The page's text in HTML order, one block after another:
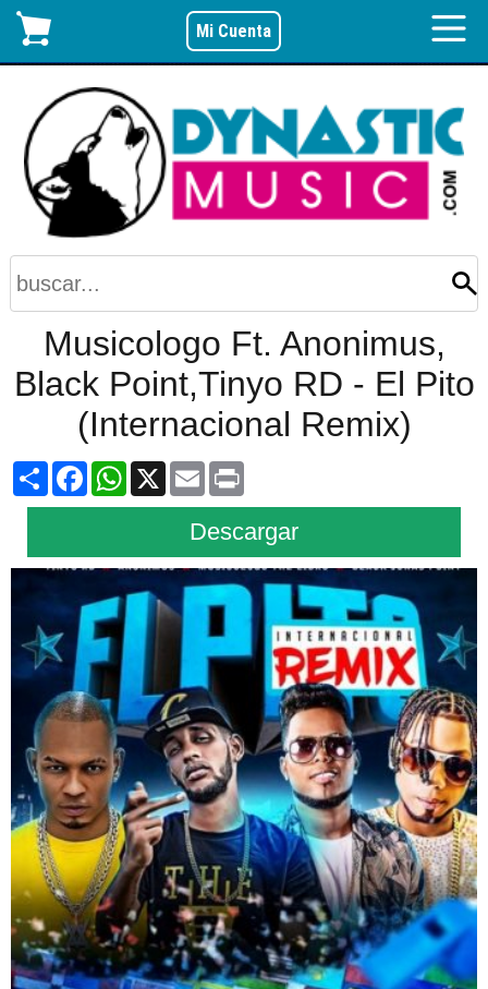
Mi Cuenta
Musicologo Ft. Anonimus,
Black Point,Tinyo RD - El Pito
(Internacional Remix)
ShareFacebookWhatsApp
X Email
Descargar